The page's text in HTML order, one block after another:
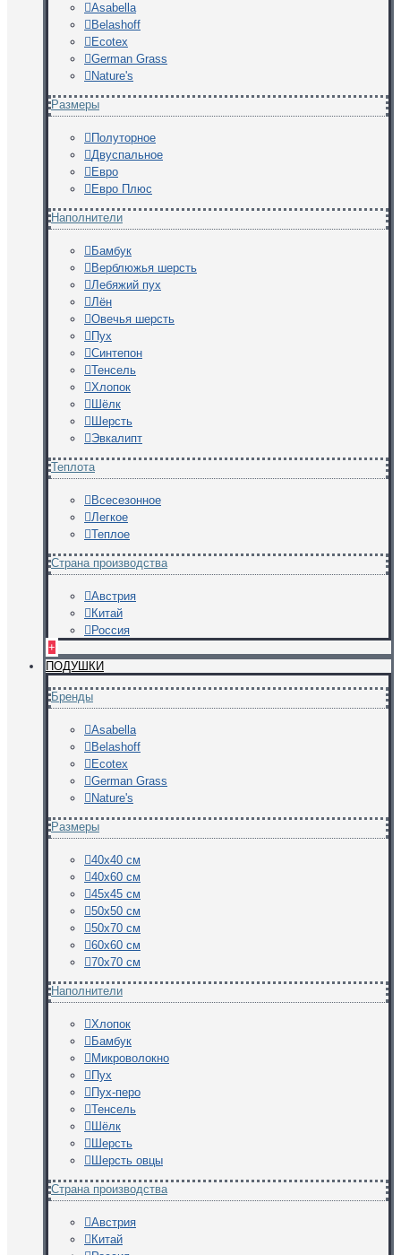
Asabella
Belashoff
Ecotex
German Grass
Nature's
Размеры
Полуторное
Двуспальное
Евро
Евро Плюс
Наполнители
Бамбук
Верблюжья шерсть
Лебяжий пух
Лён
Овечья шерсть
Пух
Синтепон
Тенсель
Хлопок
Шёлк
Шерсть
Эвкалипт
Теплота
Всесезонное
Легкое
Теплое
Страна производства
Австрия
Китай
Россия
+
ПОДУШКИ
Бренды
Asabella
Belashoff
Ecotex
German Grass
Nature's
Размеры
40х40 см
40х60 см
45х45 см
50х50 см
50х70 см
60х60 см
70х70 см
Наполнители
Хлопок
Бамбук
Микроволокно
Пух
Пух-перо
Тенсель
Шёлк
Шерсть
Шерсть овцы
Страна производства
Австрия
Китай